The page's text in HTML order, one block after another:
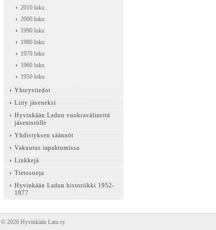
2010 luku
2000 luku
1990 luku
1980 luku
1970 luku
1960 luku
1950 luku
Yhteystiedot
Liity jäseneksi
Hyvinkään Ladun vuokravälineitä
jäsenistölle
Yhdistyksen säännöt
Vakuutus tapahtumissa
Linkkejä
Tietosuoja
Hyvinkään Ladun historiikki 1952-
1977
© 2026 Hyvinkään Latu ry.